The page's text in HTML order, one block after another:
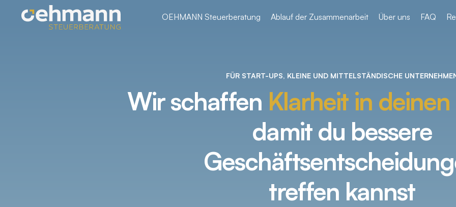
OEHMANN Steuerberatung Ablauf der Zusammenarbeit Über uns FAQ
FÜR START-UPS, KLEINE UND MITTELSTÄNDISCHE
Wir schaffen Klarheit in
damit du bessere
treffen kannst